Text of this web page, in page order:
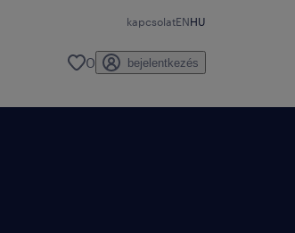
kapcsolatENHU
0 bejelentkezés